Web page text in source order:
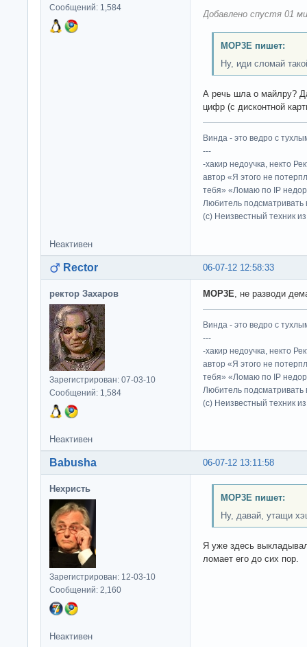
Сообщений: 1,584
Добавлено спустя 01
MOP3E пишет:
Ну, иди сломай
А речь шла о майлру?
цифр (с дисконтной
Винда - это ведро с
---
-хакир недоучка, некто
автор «Я этого не
тебя» «Ломаю по IP
Любитель подсматривать
(c) Неизвестный техник
Неактивен
06-07-12 12:58:33
Rector
ректор Захаров
Зарегистрирован: 07-03-10
Сообщений: 1,584
MOP3E , не разводи
Винда - это ведро с
---
-хакир недоучка, некто
автор «Я этого не
тебя» «Ломаю по IP
Любитель подсматривать
(c) Неизвестный техник
Неактивен
06-07-12 13:11:58
Babusha
Нехристь
Зарегистрирован: 12-03-10
Сообщений: 2,160
MOP3E пишет:
Ну, давай, утащи
Я уже здесь
ломает его до сих пор.
Неактивен